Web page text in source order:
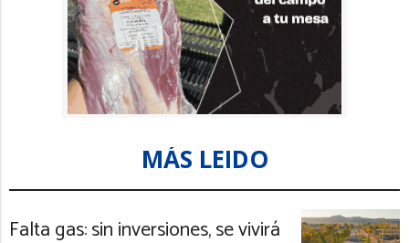
MÁS LEIDO
Falta gas: sin inversiones, se vivirá